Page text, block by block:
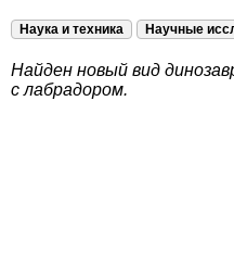
Наука и техника Научные
Найден новый вид
с лабрадором.